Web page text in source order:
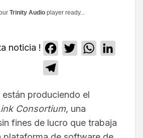
Trinity Audio player ready...
noticia ! Facebook
TwitterWhatsApp
produciendo el
Consortium, una
fines de lucro que trabaja